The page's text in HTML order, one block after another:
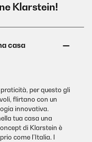
Klarstein!
per questo gli
flirtano con un
innovativa.
tua casa una
di Klarstein è
come l’Italia. I